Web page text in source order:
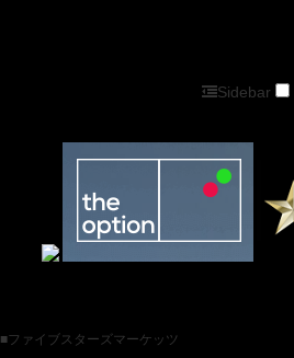
Sidebar
■ファイブスターズマーケッツ